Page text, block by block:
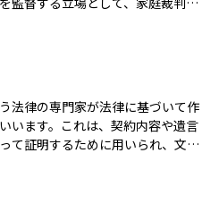
めの備えとして注目されている制
常、弁護
選ばれ、定期的に家庭裁判所へ報
の活動を見守ります。資産管理や
う制度を円滑かつ安全に機能させ
任意後見制度の信頼性を支える柱
法律の専門家が法律に基づいて作
います。これは、契約内容や遺言
て証明するために用いられ、文書